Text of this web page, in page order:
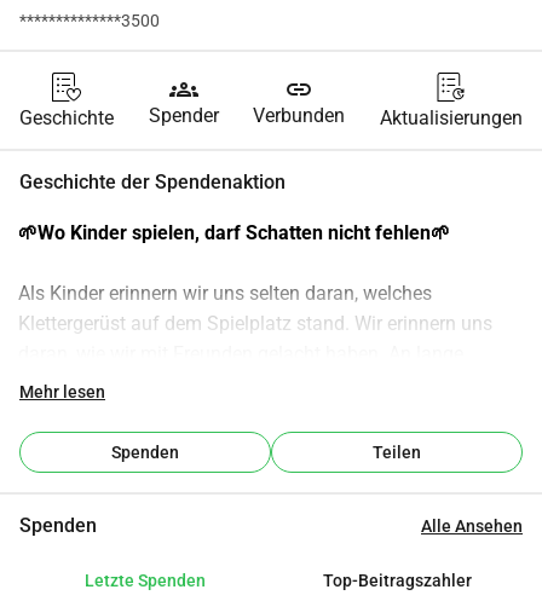
**************3500
Geschichte
groups
Spender
link
Verbunden Aktualisierungen
Geschichte der Spendenaktion
🌱Wo Kinder spielen, darf Schatten nicht fehlen🌱
Als Kinder erinnern wir uns selten daran, welches
Klettergerüst auf dem Spielplatz stand. Wir erinnern uns
Sommernachmittage. An Eltern und Großeltern, die uns
möchten wir gemeinsam schaffen.
Spielgeräte und gestaltet einen Treffpunkt für Familien.
wird, fehlt noch etwas ganz Entscheidendes:
Schatten.
Mehr lesen
Spenden Teilen
Spenden Alle Ansehen
Letzte Spenden Top-Beitragszahler